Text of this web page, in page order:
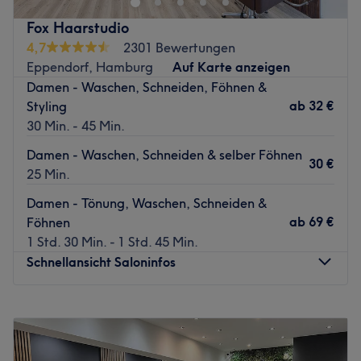
Bei Goldene Schere wird sich viel Zeit für dich und dein
Haar genommen. Die Profis gehen auf deinen Typ ein,
damit ein idealer Schnitt oder eine passende Haarfarbe
für dich gewählt wird. Mit ihrer Leidenschaft für den
Beruf und ihrer Expertise sorgt das Team dann für eine
optimale Umsetzung. Das Ziel der Behandlung ist es, dich
zum Strahlen zu bringen! Komm vorbei und lass dich
Zurück zur Salonansicht
Fox Haarstudio
4,7
2301 Bewertungen
Eppendorf, Hamburg
Auf Karte anzeigen
Damen - Waschen, Schneiden, Föhnen &
Styling
30 Min. - 45 Min.
ab 32 €
Damen - Waschen, Schneiden & selber Föhnen
25 Min.
30 €
Damen - Tönung, Waschen, Schneiden &
Föhnen
1 Std. 30 Min. - 1 Std. 45 Min.
ab 69 €
Schnellansicht Saloninfos
Dienstag
09:00
Mittwoch
09:00–19:00